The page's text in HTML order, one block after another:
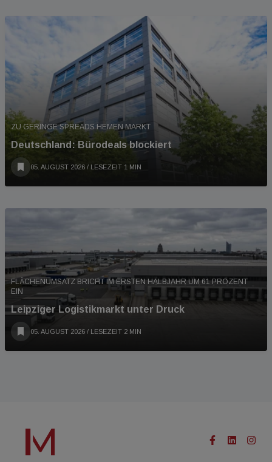
ZU GERINGE SPREADS HEMEN MARKT
Deutschland: Bürodeals blockiert
05. AUGUST 2026 / LESEZEIT 1 MIN
FLÄCHENUMSATZ BRICHT IM ERSTEN HALBJAHR UM 61 PROZENT
EIN
Leipziger Logistikmarkt unter Druck
05. AUGUST 2026 / LESEZEIT 2 MIN